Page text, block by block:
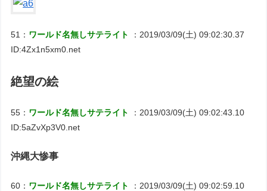
51： ワールド名無しサテライト
：2019/03/09(土) 09:02:30.37
ID:4Zx1n5xm0.net
絶望の絵
55： ワールド名無しサテライト
：2019/03/09(土) 09:02:43.10
ID:5aZvXp3V0.net
沖縄大惨事
60： ワールド名無しサテライト
：2019/03/09(土) 09:02:59.10